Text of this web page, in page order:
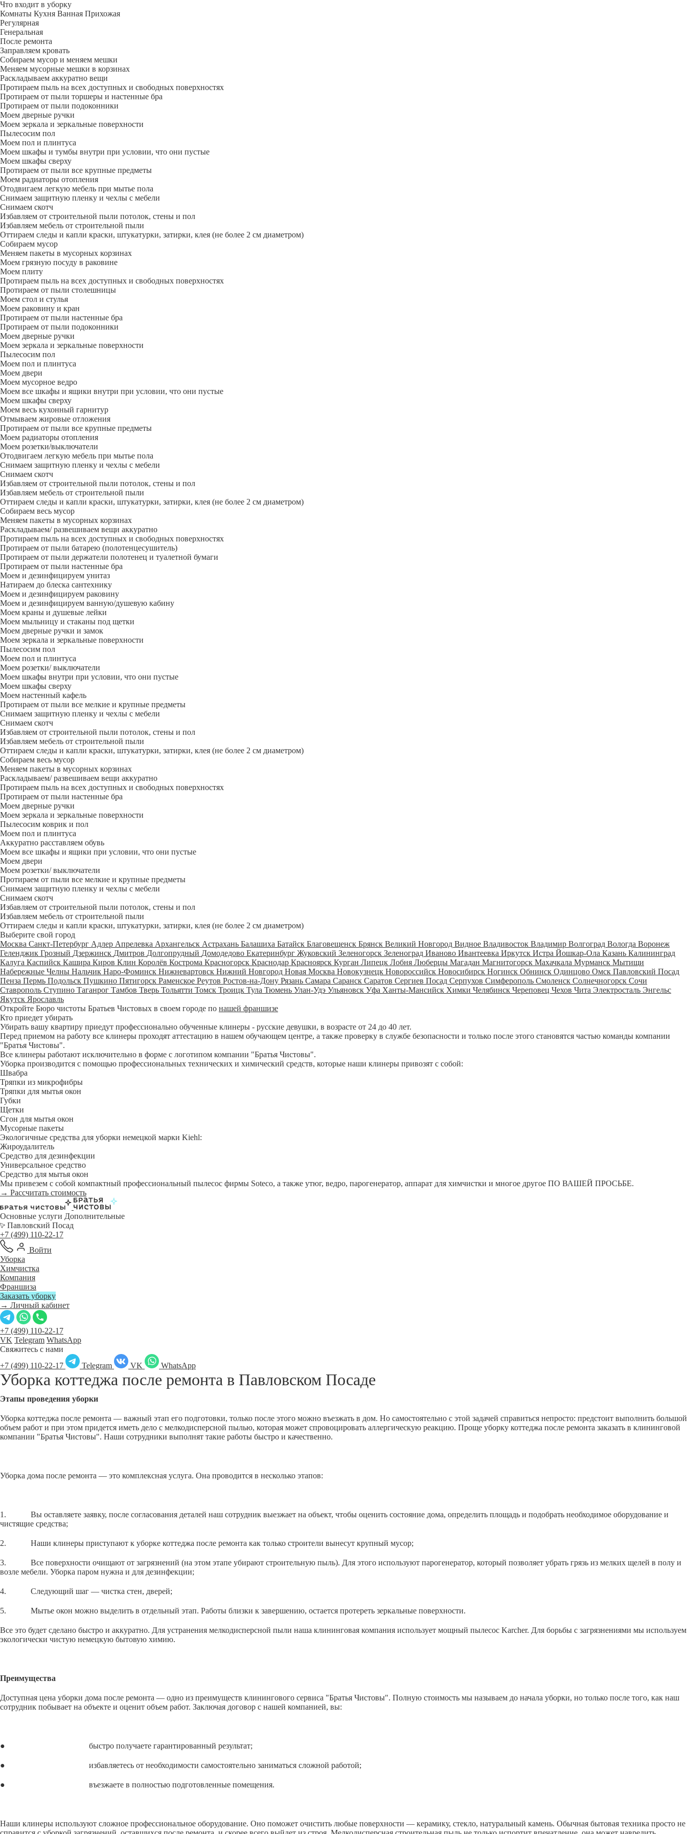
Что входит в уборку
Регу­лярная
Гене­ральная
После ремонта
Заправляем кровать
Собираем мусор и меняем мешки
Меняем мусорные мешки в корзинах
Раскладываем аккуратно вещи
Протираем пыль на всех доступных и свободных поверхностях
Протираем от пыли торшеры и настенные бра
Протираем от пыли подоконники
Моем дверные ручки
Моем зеркала и зеркальные поверхности
Пылесосим пол
Моем пол и плинтуса
Моем шкафы и тумбы внутри при условии, что они пустые
Моем шкафы сверху
Протираем от пыли все крупные предметы
Моем радиаторы отопления
Отодвигаем легкую мебель при мытье пола
Снимаем защитную пленку и чехлы с мебели
Снимаем скотч
Избавляем от строительной пыли потолок, стены и пол
Избавляем мебель от строительной пыли
Оттираем следы и капли краски, штукатурки, затирки, клея (не более 2 см диаметром)
Собираем мусор
Меняем пакеты в мусорных корзинах
Моем грязную посуду в раковине
Моем плиту
Протираем пыль на всех доступных и свободных поверхностях
Протираем от пыли столешницы
Моем стол и стулья
Моем раковину и кран
Протираем от пыли настенные бра
Протираем от пыли подоконники
Моем дверные ручки
Моем зеркала и зеркальные поверхности
Пылесосим пол
Моем пол и плинтуса
Моем двери
Моем мусорное ведро
Моем все шкафы и ящики внутри при условии, что они пустые
Моем шкафы сверху
Моем весь кухонный гарнитур
Отмываем жировые отложения
Протираем от пыли все крупные предметы
Моем радиаторы отопления
Моем розетки/выключатели
Отодвигаем легкую мебель при мытье пола
Снимаем защитную пленку и чехлы с мебели
Снимаем скотч
Избавляем от строительной пыли потолок, стены и пол
Избавляем мебель от строительной пыли
Оттираем следы и капли краски, штукатурки, затирки, клея (не более 2 см диаметром)
Собираем весь мусор
Меняем пакеты в мусорных корзинах
Раскладываем/ развешиваем вещи аккуратно
Протираем пыль на всех доступных и свободных поверхностях
Протираем от пыли батарею (полотенцесушитель)
Протираем от пыли держатели полотенец и туалетной бумаги
Протираем от пыли настенные бра
Моем и дезинфицируем унитаз
Натираем до блеска сантехнику
Моем и дезинфицируем раковину
Моем и дезинфицируем ванную/душевую кабину
Моем краны и душевые лейки
Моем мыльницу и стаканы под щетки
Моем дверные ручки и замок
Моем зеркала и зеркальные поверхности
Пылесосим пол
Моем пол и плинтуса
Моем розетки/ выключатели
Моем шкафы внутри при условии, что они пустые
Моем шкафы сверху
Моем настенный кафель
Протираем от пыли все мелкие и крупные предметы
Снимаем защитную пленку и чехлы с мебели
Снимаем скотч
Избавляем от строительной пыли потолок, стены и пол
Избавляем мебель от строительной пыли
Оттираем следы и капли краски, штукатурки, затирки, клея (не более 2 см диаметром)
Собираем весь мусор
Меняем пакеты в мусорных корзинах
Раскладываем/ развешиваем вещи аккуратно
Протираем пыль на всех доступных и свободных поверхностях
Протираем от пыли настенные бра
Моем дверные ручки
Моем зеркала и зеркальные поверхности
Пылесосим коврик и пол
Моем пол и плинтуса
Аккуратно расставляем обувь
Моем все шкафы и ящики при условии, что они пустые
Моем двери
Моем розетки/ выключатели
Протираем от пыли все мелкие и крупные предметы
Снимаем защитную пленку и чехлы с мебели
Снимаем скотч
Избавляем от строительной пыли потолок, стены и пол
Избавляем мебель от строительной пыли
Оттираем следы и капли краски, штукатурки, затирки, клея (не более 2 см диаметром)
Выберите свой город
Москва Санкт-Петербург Адлер Апрелевка Архангельск Астрахань Балашиха Батайск Благовещенск Брянск Великий Новгород Видное Владивосток Владимир Волгоград Вологда Воронеж
Геленджик Грозный Дзержинск Дмитров Долгопрудный Домодедово Екатеринбург Жуковский Зеленогорск Зеленоград Иваново Ивантеевка Иркутск Истра Йошкар-Ола Казань Калининград
Калуга Каспийск Кашира Киров Клин Королёв Кострома Красногорск Краснодар Красноярск Курган Липецк Лобня Люберцы Магадан Магнитогорск Махачкала Мурманск Мытищи
Набережные Челны Нальчик Наро-Фоминск Нижневартовск Нижний Новгород Новая Москва Новокузнецк Новороссийск Новосибирск Ногинск Обнинск Одинцово Омск Павловский Посад
Пенза Пермь Подольск Пушкино Пятигорск Раменское Реутов Ростов-на-Дону Рязань Самара Саранск Саратов Сергиев Посад Серпухов Симферополь Смоленск Солнечногорск Сочи
Ставрополь Ступино Таганрог Тамбов Тверь Тольятти Томск Троицк Тула Тюмень Улан-Удэ Ульяновск Уфа Ханты-Мансийск Химки Челябинск Череповец Чехов Чита Электросталь Энгельс
Якутск Ярославль
Откройте Бюро чистоты Братьев Чистовых в своем городе по нашей франшизе
Кто приедет убирать
Убирать вашу квартиру приедут профессионально обученные клинеры - русские девушки, в возрасте от 24 до 40 лет.
Перед приемом на работу все клинеры проходят аттестацию в нашем обучающем центре, а также проверку в службе безопасности и только после этого становятся частью команды компании
"Братья Чистовы".
Все клинеры работают исключительно в форме с логотипом компании "Братья Чистовы".
Уборка производится с помощью профессиональных технических и химический средств, которые наши клинеры привозят с собой:
Швабра
Тряпки из микрофибры
Тряпки для мытья окон
Губки
Щетки
Сгон для мытья окон
Мусорные пакеты
Экологичные средства для уборки немецкой марки Kiehl:
Жироудалитель
Средство для дезинфекции
Универсальное средство
Средство для мытья окон
Мы привезем с собой компактный профессиональный пылесос фирмы Soteco, а также утюг, ведро, парогенератор, аппарат для химчистки и многое другое ПО ВАШЕЙ ПРОСЬБЕ.
→ Рассчитать стоимость
Основные услуги Дополнительные
Павловский Посад
+7 (499) 110-22-17
Войти
Уборка
Химчистка
Компания
Франшиза
Заказать уборку
→ Личный кабинет
+7 (499) 110-22-17
VK Telegram WhatsApp
Свяжитесь с нами
+7 (499) 110-22-17
Telegram VK WhatsApp
Уборка коттеджа после ремонта в Павловском Посаде
Этапы проведения уборки
Уборка коттеджа после ремонта — важный этап его подготовки, только после этого можно въезжать в дом. Но самостоятельно с этой задачей справиться непросто: предстоит выполнить большой
объем работ и при этом придется иметь дело с мелкодисперсной пылью, которая может спровоцировать аллергическую реакцию. Проще уборку коттеджа после ремонта заказать в клининговой
компании "Братья Чистовы". Наши сотрудники выполнят такие работы быстро и качественно.
Уборка дома после ремонта — это комплексная услуга. Она проводится в несколько этапов:
1. Вы оставляете заявку, после согласования деталей наш сотрудник выезжает на объект, чтобы оценить состояние дома, определить площадь и подобрать необходимое оборудование и
чистящие средства;
2. Наши клинеры приступают к уборке коттеджа после ремонта как только строители вынесут крупный мусор;
3. Все поверхности очищают от загрязнений (на этом этапе убирают строительную пыль). Для этого используют парогенератор, который позволяет убрать грязь из мелких щелей в полу и
возле мебели. Уборка паром нужна и для дезинфекции;
4. Следующий шаг — чистка стен, дверей;
5. Мытье окон можно выделить в отдельный этап. Работы близки к завершению, остается протереть зеркальные поверхности.
Все это будет сделано быстро и аккуратно. Для устранения мелкодисперсной пыли наша клининговая компания использует мощный пылесос Karcher. Для борьбы с загрязнениями мы используем
экологически чистую немецкую бытовую химию.
Преимущества
Доступная цена уборки дома после ремонта — одно из преимуществ клинингового сервиса "Братья Чистовы". Полную стоимость мы называем до начала уборки, но только после того, как наш
сотрудник побывает на объекте и оценит объем работ. Заключая договор с нашей компанией, вы:
● быстро получаете гарантированный результат;
● избавляетесь от необходимости самостоятельно заниматься сложной работой;
● въезжаете в полностью подготовленные помещения.
Наши клинеры используют сложное профессиональное оборудование. Оно поможет очистить любые поверхности — керамику, стекло, натуральный камень. Обычная бытовая техника просто не